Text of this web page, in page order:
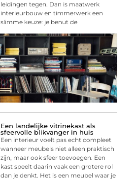
leidingen tegen. Dan is maatwerk
interieurbouw en timmerwerk een
slimme keuze: je benut de
Een landelijke vitrinekast als
sfeervolle blikvanger in huis
Een interieur voelt pas echt compleet
wanneer meubels niet alleen praktisch
zijn, maar ook sfeer toevoegen. Een
kast speelt daarin vaak een grotere rol
dan je denkt. Het is een meubel waar je